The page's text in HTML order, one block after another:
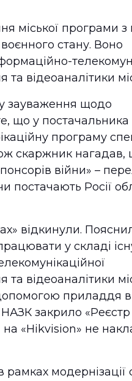
міської програми з
стану. Воно
відеоаналітики
зауваження щодо
що у постачальника
програму
скаржник нагадав,
війни» –
постачають Росії
відкинули.
у складі
відеоаналітики
приладдя
закрило «Реєстр
на «Hikvision» не
модернізації